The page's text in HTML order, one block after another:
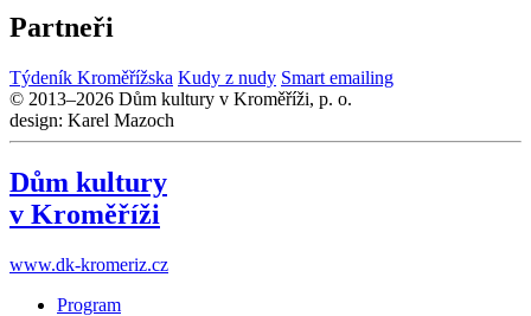
Partneři
Týdeník Kroměřížska Kudy z nudy Smart emailing
© 2013–2026 Dům kultury v Kroměříži, p. o.
design: Karel Mazoch
Dům kultury
v Kroměříži
www.dk-kromeriz.cz
Program